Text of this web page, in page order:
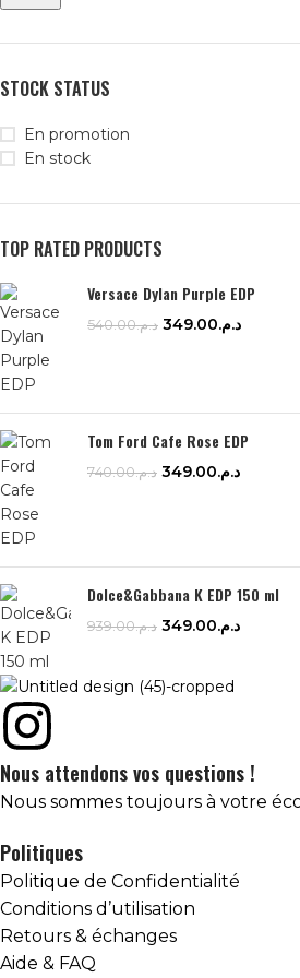
STOCK STATUS
En promotion
En stock
TOP RATED PRODUCTS
Versace Dylan Purple EDP
د.م.540.00 د.م.349.00
Tom Ford Cafe Rose EDP
د.م.740.00 د.م.349.00
Dolce&Gabbana K EDP 150 ml
د.م.939.00 د.م.349.00
Nous attendons vos questions !
Nous sommes toujours à votre
Politiques
Politique de Confidentialité
Conditions d’utilisation
Retours & échanges
Aide & FAQ